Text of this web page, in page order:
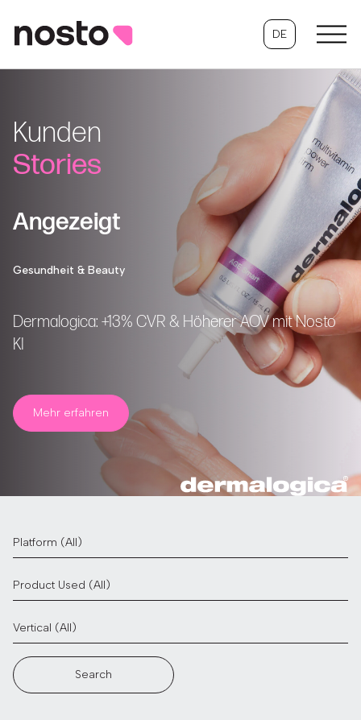
DE
Kunden
Stories
Angezeigt
Gesundheit & Beauty
Dermalogica: +13% CVR & Höherer AOV mit Nosto
KI
Mehr erfahren
Search